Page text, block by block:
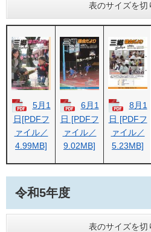
表のサイズを切
5月1
日[PDFフ
ァイル／
4.99MB]
6月1
日 [PDFフ
ァイル／
9.02MB]
8月1
日 [PDFフ
ァイル／
5.23MB]
令和5年度
表のサイズを切